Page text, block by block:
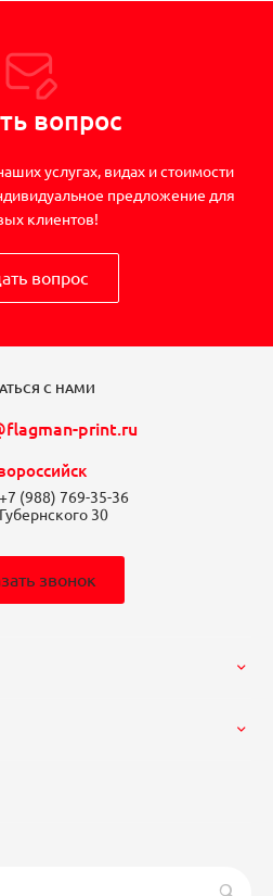
вопрос
услугах, видах и стоимости
предложение для
клиентов!
вопрос
С НАМИ
print.ru
(988) 769-35-36
Губернского 30
звонок